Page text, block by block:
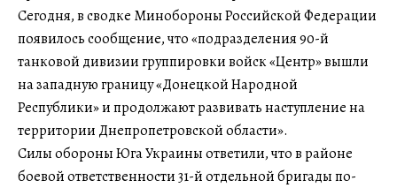
Сегодня, в сводке Минобороны Российской Федерации
появилось сообщение, что «подразделения 90-й
танковой дивизии группировки войск «Центр» вышли
на западную границу «Донецкой Народной
Республики» и продолжают развивать наступление на
территории Днепропетровской области».
Силы обороны Юга Украины ответили, что в районе
боевой ответственности 31-й отдельной бригады по-